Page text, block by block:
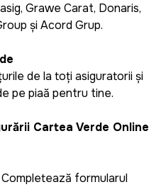
Grawe Carat, Donaris,
și Acord Grup.
de la toți asiguratorii și
pe piață pentru tine.
Cartea Verde Online
Completează formularul